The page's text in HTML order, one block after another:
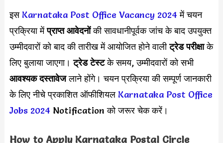
इस Karnataka Post Office Vacancy 2024 में चयन
प्रक्रिया मेंप्राप्त आवेदनोंकी सावधानीपूर्वक जांच के बाद उपयुक्त
उम्मीदवारों को बाद की तारीख में आयोजित होने वालीट्रेड परीक्षाके
लिए बुलाया जाएगा। ट्रेड टेस्टके समय, उम्मीदवारों को सभी
आवश्यक दस्तावेजलाने होंगे। चयन प्रक्रिया की सम्पूर्ण जानकारी
के लिए नीचे प्रकाशित ऑफीशियल Karnataka Post Office
Jobs 2024 Notification को जरूर चेक करें।
How to Apply Karnataka Postal Circle